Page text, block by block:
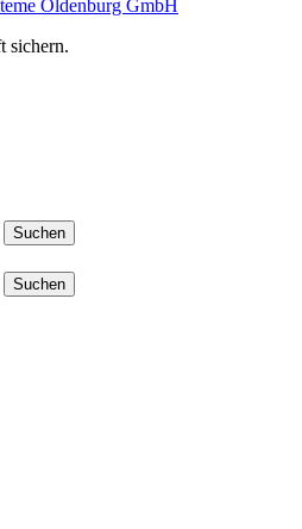
Oldenburg GmbH
sichern.